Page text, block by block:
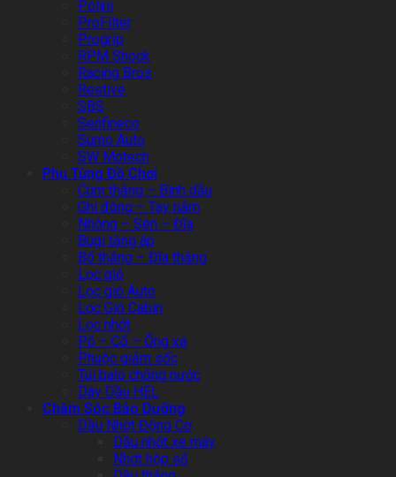
Polini
ProFilter
Progrip
RPM Shock
Racing Bros
Restive
SBS
Senfineco
Sumo Auto
SW Motech
Phụ Tùng Đồ Chơi
Cùm thắng – Bình dầu
Ghi đông – Tay nắm
Nhông – Sên – Đĩa
Bugi tăng áp
Bố thắng – Đĩa thắng
Lọc gió
Lọc gió Auto
Lọc Gió Cabin
Lọc nhớt
Pô – Cổ – Ống xả
Phuộc giảm sốc
Túi balo chống nước
Dây Dầu HEL
Chăm Sóc Bảo Dưỡng
Dầu Nhớt Động Cơ
Dầu nhớt xe máy
Nhớt hộp số